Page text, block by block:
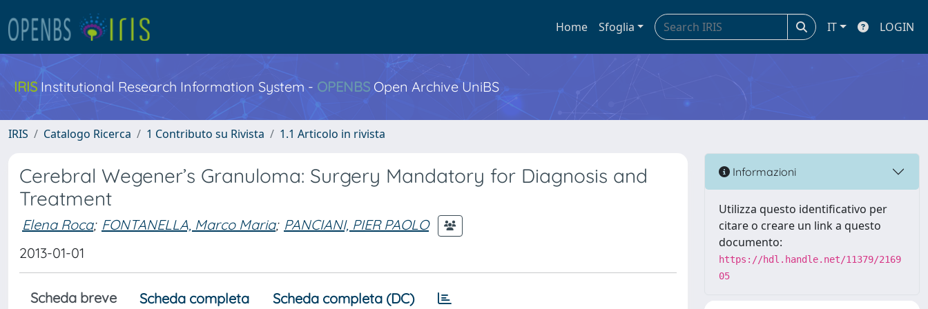
Home Sfoglia IT LOGIN
IRIS Institutional Research Information System - OPENBS Open Archive UniBS
IRIS Catalogo Ricerca 1 Contributo su Rivista 1.1 Articolo in rivista
Cerebral Wegener’s Granuloma: Surgery Mandatory for Diagnosis and
Treatment
Elena Roca; FONTANELLA, Marco Maria; PANCIANI, PIER PAOLO
2013-01-01
Scheda breve Scheda completa Scheda completa (DC)
Informazioni
Utilizza questo identificativo per
citare o creare un link a questo
documento:
https://hdl.handle.net/11379/2169
05